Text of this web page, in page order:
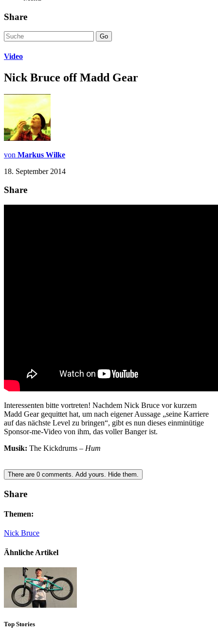
Share
Go
Video
Nick Bruce off Madd Gear
von Markus Wilke
18. September 2014
Share
Interessenten bitte vortreten! Nachdem Nick Bruce vor kurzem
Madd Gear gequittet hat, um nach eigener Aussage „seine Karriere
auf das nächste Level zu bringen“, gibt es nun dieses einminütige
Sponsor-me-Video von ihm, das voller Banger ist.
Musik: The Kickdrums – Hum
There are 0 comments. Add yours. Hide them.
Share
Themen:
Nick Bruce
Ähnliche Artikel
Top Stories